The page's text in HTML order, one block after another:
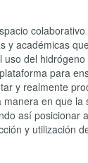
y académicas
uso del
para
y realmente
manera en que la
así posicionar
y utilización